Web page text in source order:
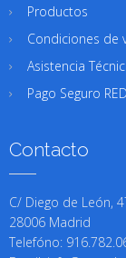
Productos
Condiciones de
Asistencia
Pago Seguro
Contacto
C/ Diego de León,
28006 Madrid
Telefóno: